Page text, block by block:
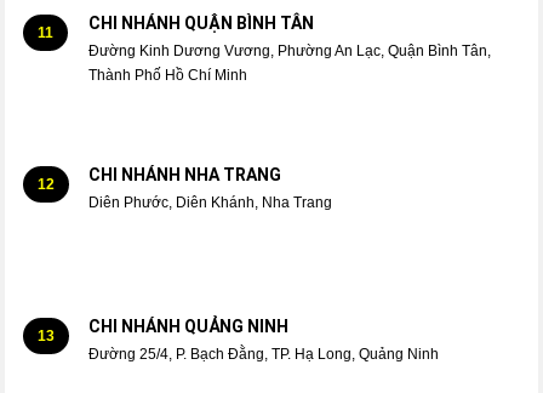
11 CHI NHÁNH QUẬN BÌNH TÂN
Đường Kinh Dương Vương, Phường An Lạc, Quận Bình Tân,
Thành Phố Hồ Chí Minh
12 CHI NHÁNH NHA TRANG
Diên Phước, Diên Khánh, Nha Trang
13 CHI NHÁNH QUẢNG NINH
Đường 25/4, P. Bạch Đằng, TP. Hạ Long, Quảng Ninh